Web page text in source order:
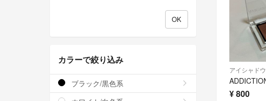
アイシャドウ
¥800
カラーで絞り込み
ブラック/黒色系